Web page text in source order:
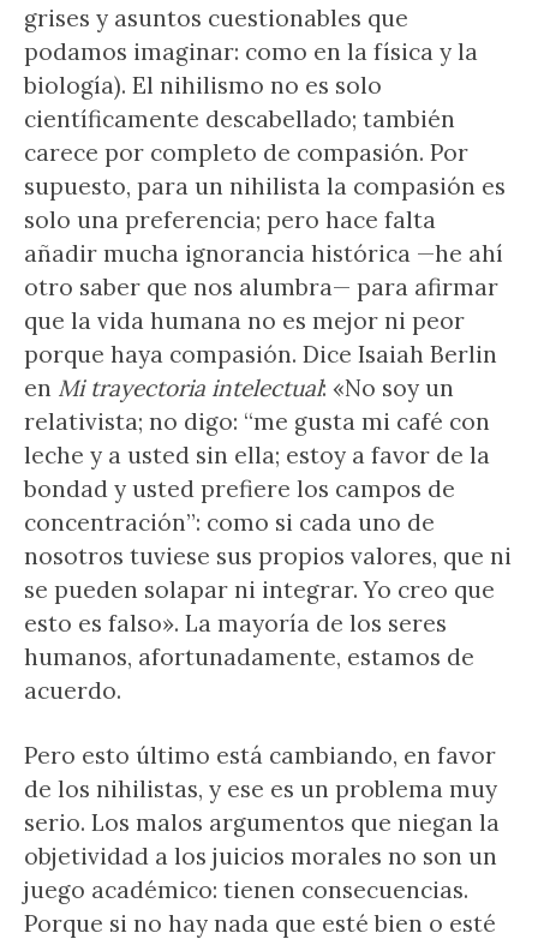
grises y asuntos cuestionables que
podamos imaginar: como en la física y la
biología). El nihilismo no es solo
científicamente descabellado; también
carece por completo de compasión. Por
supuesto, para un nihilista la compasión es
solo una preferencia; pero hace falta
añadir mucha ignorancia histórica —he ahí
otro saber que nos alumbra— para afirmar
que la vida humana no es mejor ni peor
porque haya compasión. Dice Isaiah Berlin
en Mi trayectoria intelectual: «No soy un
relativista; no digo: “me gusta mi café con
leche y a usted sin ella; estoy a favor de la
bondad y usted prefiere los campos de
concentración”: como si cada uno de
nosotros tuviese sus propios valores, que ni
se pueden solapar ni integrar. Yo creo que
esto es falso». La mayoría de los seres
humanos, afortunadamente, estamos de
acuerdo.
Pero esto último está cambiando, en favor
de los nihilistas, y ese es un problema muy
serio. Los malos argumentos que niegan la
objetividad a los juicios morales no son un
juego académico: tienen consecuencias.
Porque si no hay nada que esté bien o esté